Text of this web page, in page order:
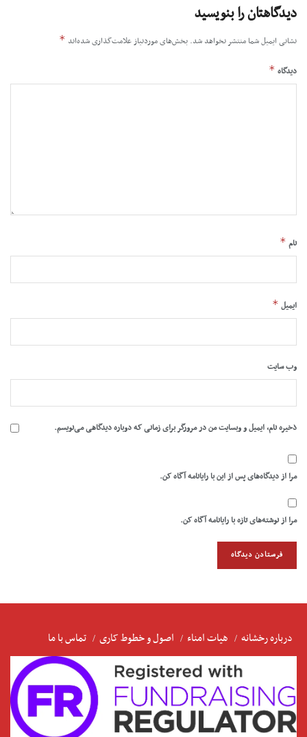
دیدگاهتان را بنویسید
نشانی ایمیل شما منتشر نخواهد شد. بخش‌های موردنیاز علامت‌گذاری شده‌اند *
دیدگاه *
نام *
ایمیل *
وب‌ سایت
ذخیره نام، ایمیل و وبسایت من در مرورگر برای زمانی که دوباره دیدگاهی می‌نویسم.
مرا از دیدگاه‌های پس از این با رایانامه آگاه کن.
مرا از نوشته‌های تازه با رایانامه آگاه کن.
درباره رخشانه هیات امناء اصول و خطوط کاری تماس با ما